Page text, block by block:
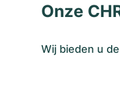
Onze
Wij bieden u